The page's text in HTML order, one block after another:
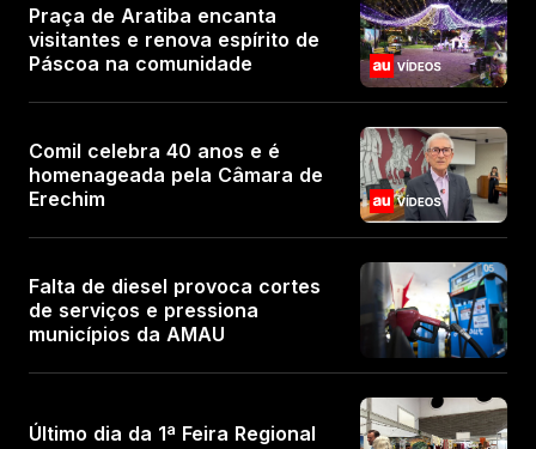
Praça de Aratiba encanta
visitantes e renova espírito de
Páscoa na comunidade
Comil celebra 40 anos e é
homenageada pela Câmara de
Erechim
Falta de diesel provoca cortes
de serviços e pressiona
municípios da AMAU
Último dia da 1ª Feira Regional